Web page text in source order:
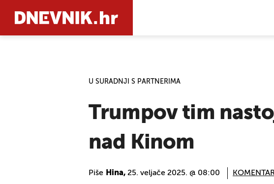
U SURADNJI S PARTNERIMA
Trumpov tim
nad Kinom
Piše Hina, 25. veljače 2025. @ 08:00